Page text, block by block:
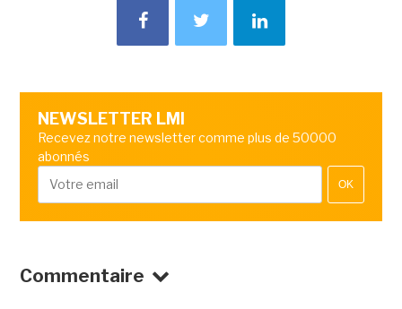
NEWSLETTER LMI
Recevez notre newsletter comme plus de 50000
abonnés
OK
Commentaire